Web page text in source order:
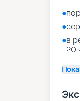
●
●
●в
20